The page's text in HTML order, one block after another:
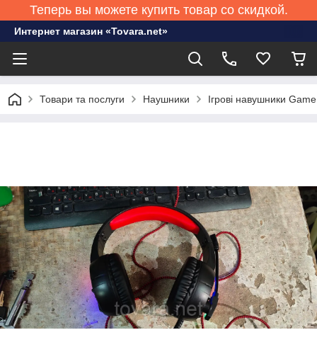
Теперь вы можете купить товар со скидкой.
Интернет магазин «Tovara.net»
Товари та послуги Наушники Ігрові навушники